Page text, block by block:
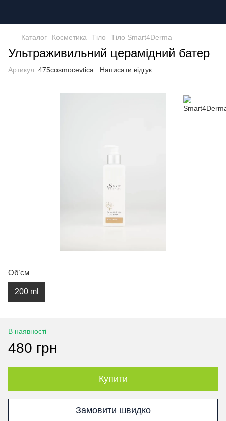
Каталог Косметика Тіло Тіло Smart4Derma
Ультраживильний церамідний батер
Артикул: 475cosmocevtica Написати відгук
Обʼєм
200 ml
В наявності
480 грн
Купити
Замовити швидко